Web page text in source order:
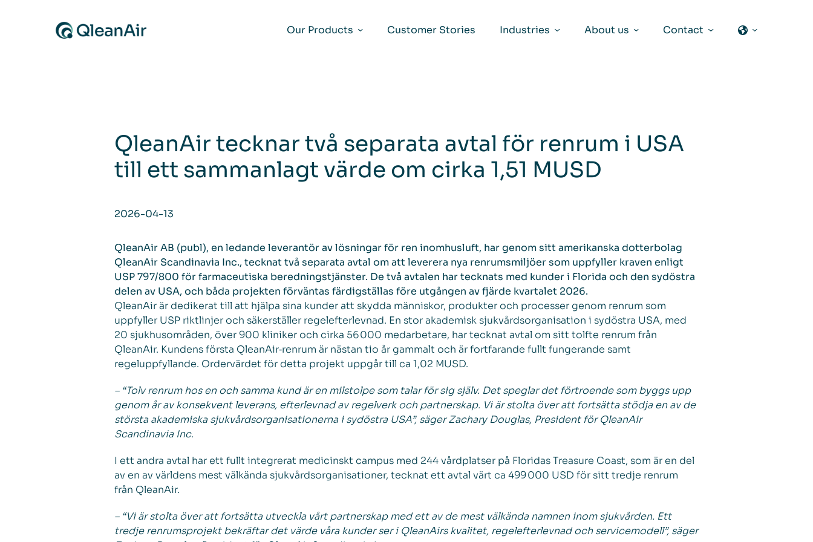
Our Products
Customer Stories Industries About us Contact
QleanAir tecknar två separata avtal för renrum i USA
till ett sammanlagt värde om cirka 1,51 MUSD
2026-04-13
QleanAir AB (publ), en ledande leverantör av lösningar för ren inomhusluft, har genom sitt amerikanska dotterbolag
QleanAir Scandinavia Inc., tecknat två separata avtal om att leverera nya renrumsmiljöer som uppfyller kraven enligt
USP 797/800 för farmaceutiska beredningstjänster. De två avtalen har tecknats med kunder i Florida och den sydöstra
delen av USA, och båda projekten förväntas färdigställas före utgången av fjärde kvartalet 2026.
QleanAir är dedikerat till att hjälpa sina kunder att skydda människor, produkter och processer genom renrum som
uppfyller USP riktlinjer och säkerställer regelefterlevnad. En stor akademisk sjukvårdsorganisation i sydöstra USA, med
20 sjukhusområden, över 900 kliniker och cirka 56 000 medarbetare, har tecknat avtal om sitt tolfte renrum från
QleanAir. Kundens första QleanAir‑renrum är nästan tio år gammalt och är fortfarande fullt fungerande samt
regeluppfyllande. Ordervärdet för detta projekt uppgår till ca 1,02 MUSD.
– “Tolv renrum hos en och samma kund är en milstolpe som talar för sig själv. Det speglar det förtroende som byggs upp
genom år av konsekvent leverans, efterlevnad av regelverk och partnerskap. Vi är stolta över att fortsätta stödja en av de
största akademiska sjukvårdsorganisationerna i sydöstra USA”, säger Zachary Douglas, President för QleanAir
Scandinavia Inc.
I ett andra avtal har ett fullt integrerat medicinskt campus med 244 vårdplatser på Floridas Treasure Coast, som är en del
av en av världens mest välkända sjukvårdsorganisationer, tecknat ett avtal värt ca 499 000 USD för sitt tredje renrum
från QleanAir.
– “Vi är stolta över att fortsätta utveckla vårt partnerskap med ett av de mest välkända namnen inom sjukvården. Ett
tredje renrumsprojekt bekräftar det värde våra kunder ser i QleanAirs kvalitet, regelefterlevnad och servicemodell”, säger